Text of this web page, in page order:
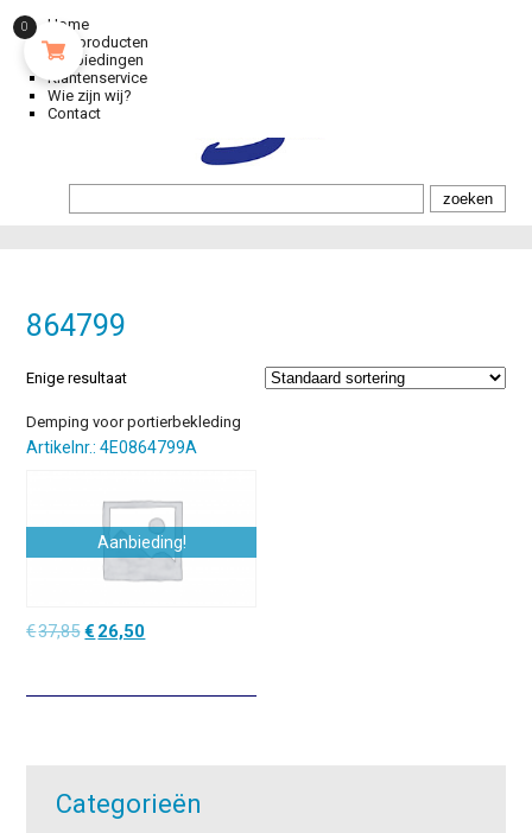
Home
Alle producten
Aanbiedingen
Klantenservice
Wie zijn wij?
Contact
864799
Enige resultaat
Demping voor portierbekleding
Artikelnr.: 4E0864799A
Aanbieding!
€37,85Oorspronkelijke
€37,85.
€ 26,50Huidige
€26,50.
Categorieën
0